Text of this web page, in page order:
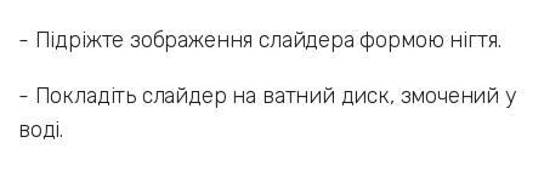
- Підріжте зображення слайдера формою нігтя.
- Покладіть слайдер на ватний диск, змочений у
воді.